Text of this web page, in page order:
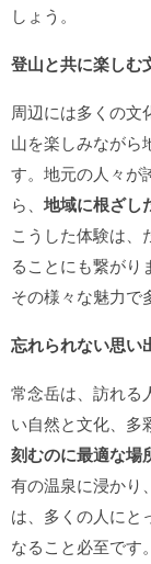
しょう。
登山と共に楽しむ
周辺には多くの文
山を楽しみながら
す。地元の人々が
ら、 地域に根ざし
こうした体験は、
ることにも繋がり
その様々な魅力で
忘れられない思い
常念岳は、訪れる
い自然と文化、多
刻むのに最適な場
有の温泉に浸かり
は、多くの人にと
なること必至です